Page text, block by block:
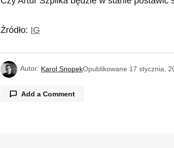
Źródło: IG
Autor: Karol SnopekOpublikowane 17 stycznia,
Add a Comment